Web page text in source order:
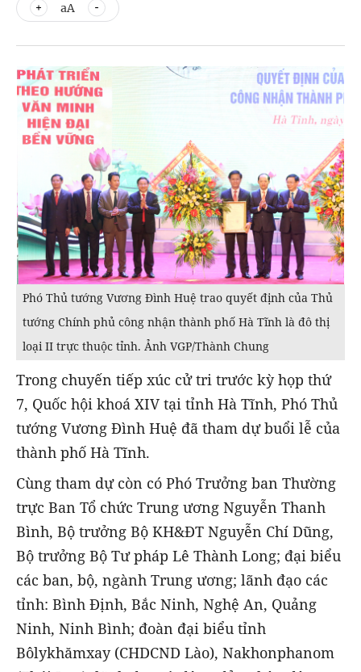
aA
Phó Thủ tướng Vương Đình Huệ trao quyết định của Thủ
tướng Chính phủ công nhận thành phố Hà Tĩnh là đô thị
loại II trực thuộc tỉnh. Ảnh VGP/Thành Chung
Trong chuyến tiếp xúc cử tri trước kỳ họp thứ
7, Quốc hội khoá XIV tại tỉnh Hà Tĩnh, Phó Thủ
tướng Vương Đình Huệ đã tham dự buổi lễ của
thành phố Hà Tĩnh.
Cùng tham dự còn có Phó Trưởng ban Thường
trực Ban Tổ chức Trung ương Nguyễn Thanh
Bình, Bộ trưởng Bộ KH&ĐT Nguyễn Chí Dũng,
Bộ trưởng Bộ Tư pháp Lê Thành Long; đại biểu
các ban, bộ, ngành Trung ương; lãnh đạo các
tỉnh: Bình Định, Bắc Ninh, Nghệ An, Quảng
Ninh, Ninh Bình; đoàn đại biểu tỉnh
Bôlykhămxay (CHDCND Lào), Nakhonphanom